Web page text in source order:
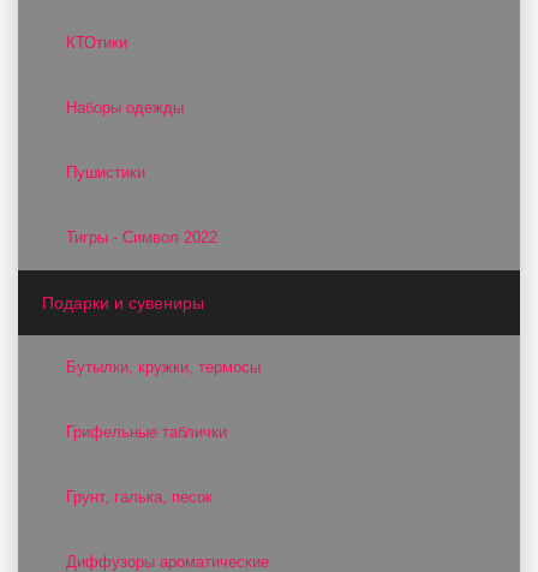
КТОтики
Наборы одежды
Пушистики
Тигры - Символ 2022
Подарки и сувениры
Бутылки, кружки, термосы
Грифельные таблички
Грунт, галька, песок
Диффузоры ароматические